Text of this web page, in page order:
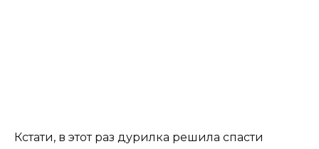
Кстати, в этот раз дурилка решила спасти